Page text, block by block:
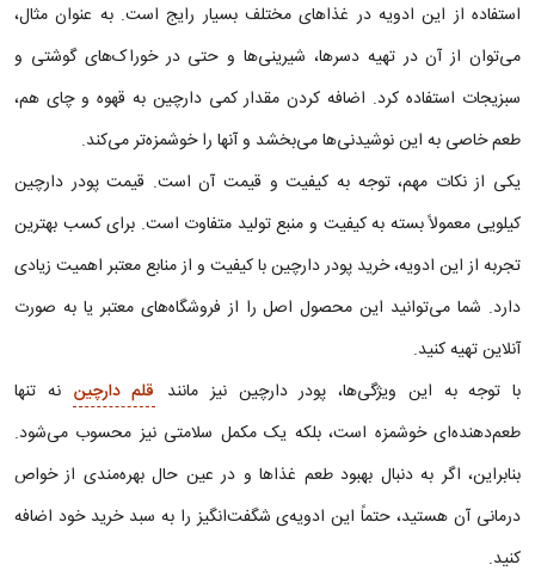
استفاده از این ادویه در غذاهای مختلف بسیار رایج است. به عنوان مثال،
می‌توان از آن در تهیه دسرها، شیرینی‌ها و حتی در خوراک‌های گوشتی و
سبزیجات استفاده کرد. اضافه کردن مقدار کمی دارچین به قهوه و چای هم،
طعم خاصی به این نوشیدنی‌ها می‌بخشد و آنها را خوشمزه‌تر می‌کند.
یکی از نکات مهم، توجه به کیفیت و قیمت آن است. قیمت پودر دارچین
کیلویی معمولاً بسته به کیفیت و منبع تولید متفاوت است. برای کسب بهترین
تجربه از این ادویه، خرید پودر دارچین با کیفیت و از منابع معتبر اهمیت زیادی
دارد. شما می‌توانید این محصول اصل را از فروشگاه‌های معتبر یا به صورت
آنلاین تهیه کنید.
با توجه به این ویژگی‌ها، پودر دارچین نیز مانند قلم دارچین نه تنها
طعم‌دهنده‌ای خوشمزه است، بلکه یک مکمل سلامتی نیز محسوب می‌شود.
بنابراین، اگر به دنبال بهبود طعم غذاها و در عین حال بهره‌مندی از خواص
درمانی آن هستید، حتماً این ادویه‌ی شگفت‌انگیز را به سبد خرید خود اضافه
کنید.